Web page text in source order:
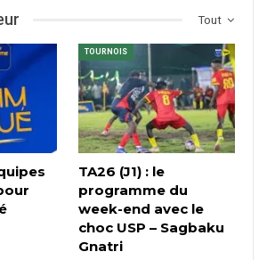
Tout
TOURNOIS
TA26 (J1) : le
programme du
week-end avec le
choc USP – Sagbaku
Gnatri